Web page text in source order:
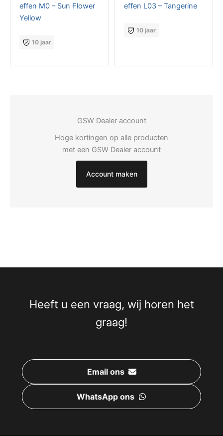
effen M0 – Sun Flower
Yellow
10 jaar
effen L03 – Tangerine
10 jaar
GSW Dealer account
Hoge kortingen op alle producten
met een GSW Dealer account
Account maken
Heeft u een vraag, wij horen het
graag!
Email ons
WhatsApp ons